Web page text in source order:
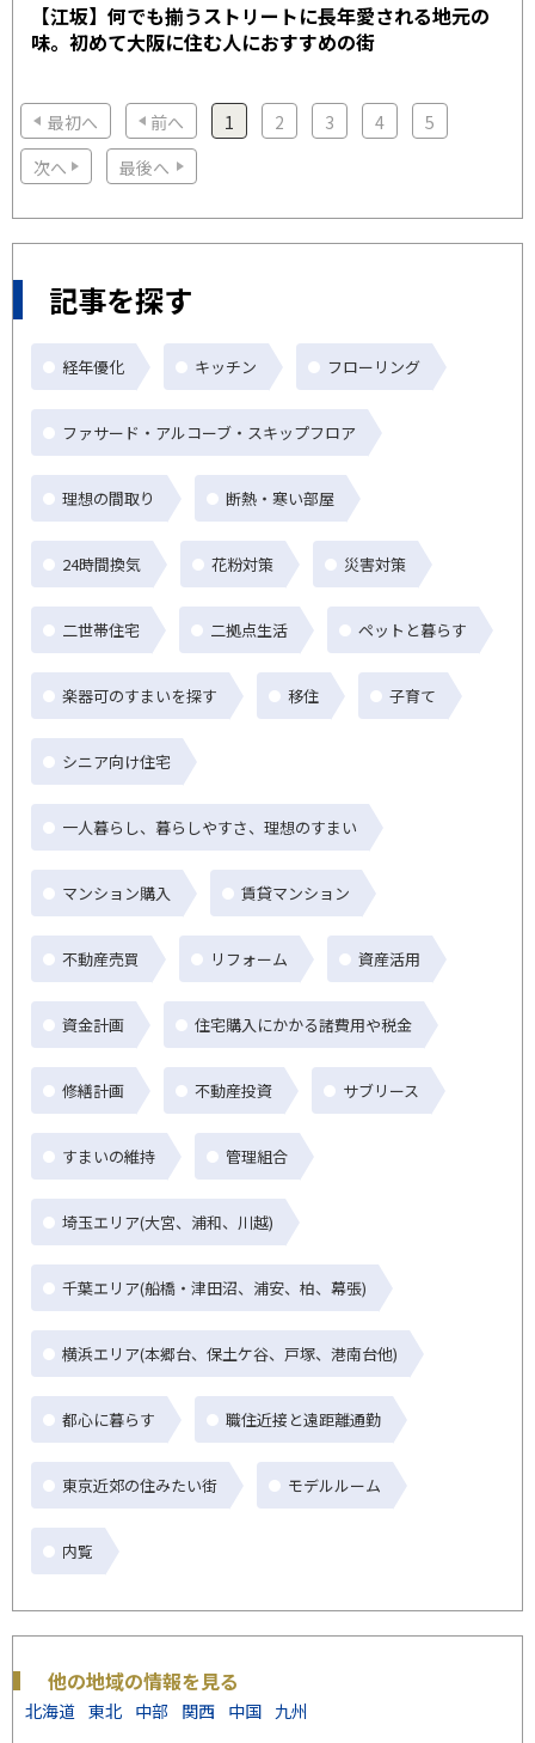
【江坂】何でも揃うストリートに長年愛される地元の
味。初めて大阪に住む人におすすめの街
最初へ 前へ 1 2 3 4
5
次へ
最後へ
記事を探す
経年優化 キッチン フローリング
ファサード・アルコーブ・スキップフロア
理想の間取り 断熱・寒い部屋
24時間換気 花粉対策 災害対策
二世帯住宅 二拠点生活 ペットと暮らす
楽器可のすまいを探す 移住 子育て
シニア向け住宅
一人暮らし、暮らしやすさ、理想のすまい
マンション購入 賃貸マンション
不動産売買 リフォーム 資産活用
資金計画 住宅購入にかかる諸費用や税金
修繕計画 不動産投資 サブリース
すまいの維持 管理組合
埼玉エリア(大宮、浦和、川越)
千葉エリア(船橋・津田沼、浦安、柏、幕張)
横浜エリア(本郷台、保土ケ谷、戸塚、港南台他)
都心に暮らす 職住近接と遠距離通勤
東京近郊の住みたい街 モデルルーム
内覧
他の地域の情報を見る
北海道 東北 中部 関西 中国 九州